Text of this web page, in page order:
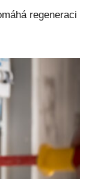
regeneraci